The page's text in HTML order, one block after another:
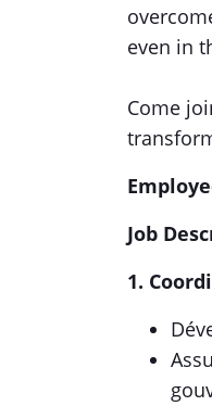
even in
Come
Job
1.